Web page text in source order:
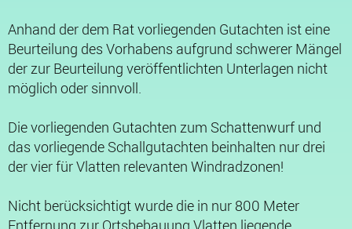
Anhand der dem Rat vorliegenden Gutachten ist eine
Beurteilung des Vorhabens aufgrund schwerer Mängel
der zur Beurteilung veröffentlichten Unterlagen nicht
möglich oder sinnvoll.
Die vorliegenden Gutachten zum Schattenwurf und
das vorliegende Schallgutachten beinhalten nur drei
der vier für Vlatten relevanten Windradzonen!
Nicht berücksichtigt wurde die in nur 800 Meter
Entfernung zur Ortsbebauung Vlatten liegende